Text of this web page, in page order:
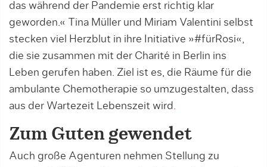
das während der Pandemie erst richtig klar
geworden.« Tina Müller und Miriam Valentini selbst
stecken viel Herzblut in ihre Initiative »#fürRosi«,
die sie zusammen mit der Charité in Berlin ins
Leben gerufen haben. Ziel ist es, die Räume für die
ambulante Chemotherapie so umzugestalten, dass
aus der Wartezeit Lebenszeit wird.
Zum Guten gewendet
Auch große Agenturen nehmen Stellung zu